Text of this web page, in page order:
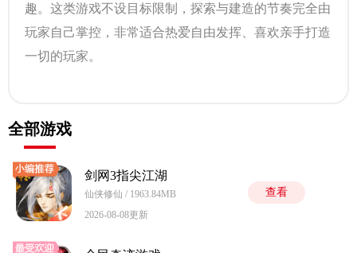
趣。这类游戏不设目标限制，探索与建造的节奏完全由
玩家自己掌控，非常适合热爱自由发挥、喜欢亲手打造
一切的玩家。
全部游戏
剑网3指尖江湖
仙侠修仙 / 1963.84MB
2026-08-08更新
查看